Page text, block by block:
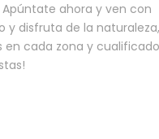
ahora y ven con
y disfruta de la naturaleza,
cada zona y